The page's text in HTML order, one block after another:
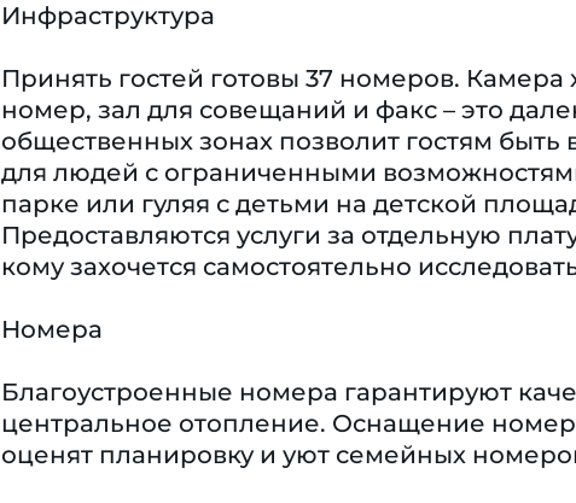
Инфраструктура
Принять гостей готовы 37 номеров.
номер, зал для совещаний и факс – это
общественных зонах позволит гостям
для людей с ограниченными
парке или гуляя с детьми на детской
Предоставляются услуги за отдельную
кому захочется самостоятельно
Номера
Благоустроенные номера гарантируют
центральное отопление. Оснащение
оценят планировку и уют семейных